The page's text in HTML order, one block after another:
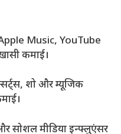
Music, YouTube
कमाई।
शो और म्यूजिक
सोशल मीडिया इन्फ्लुएंसर